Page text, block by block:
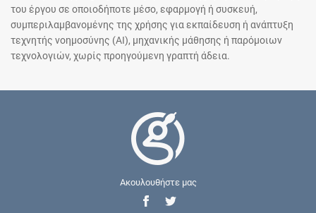
του έργου σε οποιοδήποτε μέσο, εφαρμογή ή συσκευή,
συμπεριλαμβανομένης της χρήσης για εκπαίδευση ή ανάπτυξη
τεχνητής νοημοσύνης (AI), μηχανικής μάθησης ή παρόμοιων
τεχνολογιών, χωρίς προηγούμενη γραπτή άδεια.
Ακουλουθήστε μας